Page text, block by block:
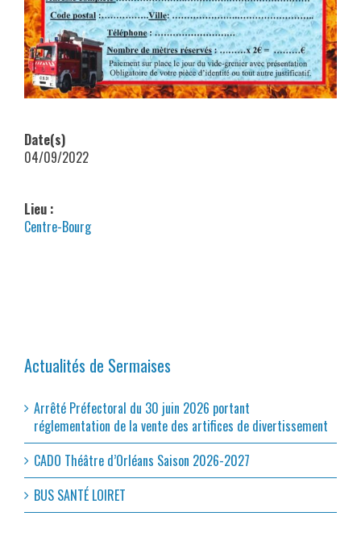
Date(s)
04/09/2022
Lieu :
Centre-Bourg
Actualités de Sermaises
Arrêté Préfectoral du 30 juin 2026 portant
réglementation de la vente des artifices de divertissement
CADO Théâtre d’Orléans Saison 2026-2027
BUS SANTÉ LOIRET